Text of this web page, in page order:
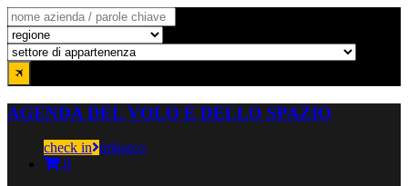
AGENDA DEL VOLO E DELLO SPAZIO
check in imbarco
0